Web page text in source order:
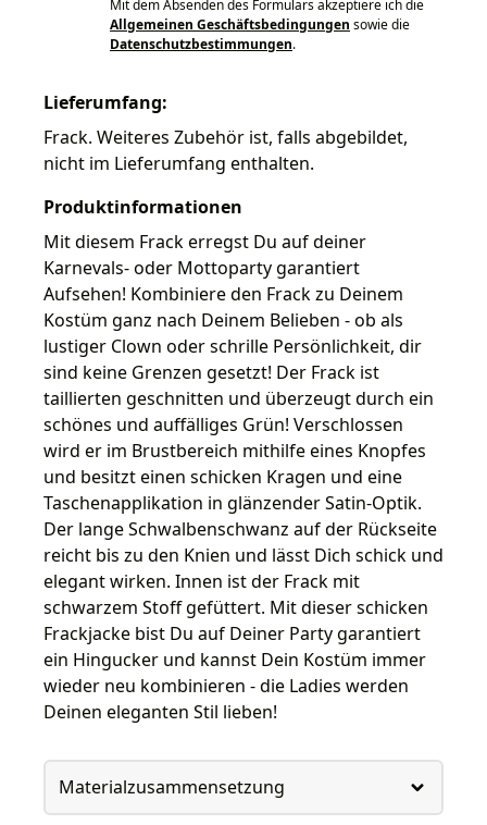
Mit dem Absenden des Formulars akzeptiere ich die
Allgemeinen Geschäftsbedingungen sowie die
Datenschutzbestimmungen.
Lieferumfang:
Frack. Weiteres Zubehör ist, falls abgebildet,
nicht im Lieferumfang enthalten.
Produktinformationen
Mit diesem Frack erregst Du auf deiner
Karnevals- oder Mottoparty garantiert
Aufsehen! Kombiniere den Frack zu Deinem
Kostüm ganz nach Deinem Belieben - ob als
lustiger Clown oder schrille Persönlichkeit, dir
sind keine Grenzen gesetzt! Der Frack ist
taillierten geschnitten und überzeugt durch ein
schönes und auffälliges Grün! Verschlossen
wird er im Brustbereich mithilfe eines Knopfes
und besitzt einen schicken Kragen und eine
Taschenapplikation in glänzender Satin-Optik.
Der lange Schwalbenschwanz auf der Rückseite
reicht bis zu den Knien und lässt Dich schick und
elegant wirken. Innen ist der Frack mit
schwarzem Stoff gefüttert. Mit dieser schicken
Frackjacke bist Du auf Deiner Party garantiert
ein Hingucker und kannst Dein Kostüm immer
wieder neu kombinieren - die Ladies werden
Deinen eleganten Stil lieben!
Materialzusammensetzung